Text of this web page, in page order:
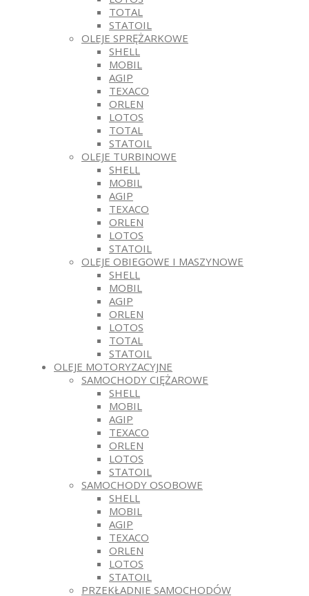
TOTAL
STATOIL
OLEJE SPRĘŻARKOWE
SHELL
MOBIL
AGIP
TEXACO
ORLEN
LOTOS
TOTAL
STATOIL
OLEJE TURBINOWE
SHELL
MOBIL
AGIP
TEXACO
ORLEN
LOTOS
STATOIL
OLEJE OBIEGOWE I MASZYNOWE
SHELL
MOBIL
AGIP
ORLEN
LOTOS
TOTAL
STATOIL
OLEJE MOTORYZACYJNE
SAMOCHODY CIĘŻAROWE
SHELL
MOBIL
AGIP
TEXACO
ORLEN
LOTOS
STATOIL
SAMOCHODY OSOBOWE
SHELL
MOBIL
AGIP
TEXACO
ORLEN
LOTOS
STATOIL
PRZEKŁADNIE SAMOCHODÓW